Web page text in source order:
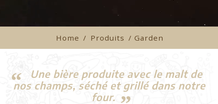
Home / Produits / Garden
Une bière produite avec le malt de
nos champs, séché et grillé dans notre
four.